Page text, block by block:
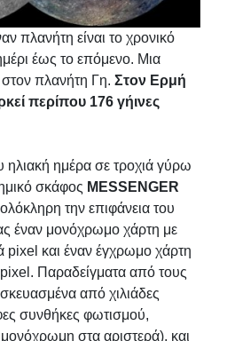
πλανήτη είναι το χρονικό
έως το επόμενο. Μια
πλανήτη Γη. Στον Ερμή
περίπου 176 γήινες
ηλιακή ημέρα σε τροχιά γύρω
σκάφος MESSENGER
την επιφάνεια του
έναν μονόχρωμο χάρτη με
pixel και έναν έγχρωμο χάρτη
Παραδείγματα από τους
από χιλιάδες
συνθήκες φωτισμού,
στα αριστερά), και